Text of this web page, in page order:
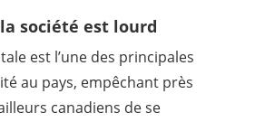
société est lourd
est l’une des principales
au pays, empêchant près
canadiens de se